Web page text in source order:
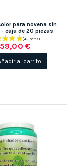
para novena sin
caja de 20 piezas
59,00 €
al carrito